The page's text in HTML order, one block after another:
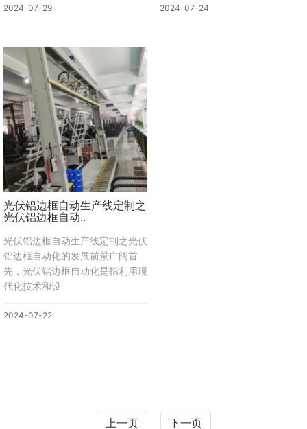
2024-07-29 2024-07-24
光伏铝边框自动生产线定制之
光伏铝边框自动..
光伏铝边框自动生产线定制之光伏
铝边框自动化的发展前景广阔首
先，光伏铝边框自动化是指利用现
代化技术和设
2024-07-22
上一页 下一页